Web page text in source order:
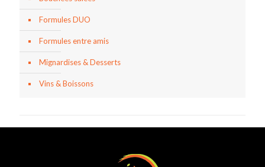
Formules DUO
Formules entre amis
Mignardises & Desserts
Vins & Boissons